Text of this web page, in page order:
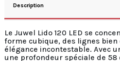
Description
Le Juwel Lido 120 LED se
forme cubique, des lignes bien
élégance incontestable. Avec
une profondeur spéciale de 58